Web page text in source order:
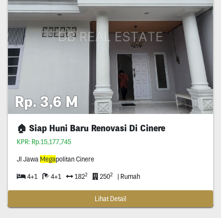
Rp. 3,6 M
🏠 Siap Huni Baru Renovasi Di Cinere
KPR: Rp.15,177,745
Jl Jawa Megapolitan Cinere
4+1 4+1 1822 2502 | Rumah
Lihat Detail